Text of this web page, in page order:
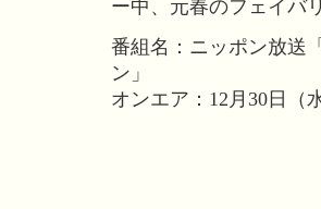
ー中、元春のフェイバ
番組名：ニッポン放送
ン」
オンエア：12月30日（